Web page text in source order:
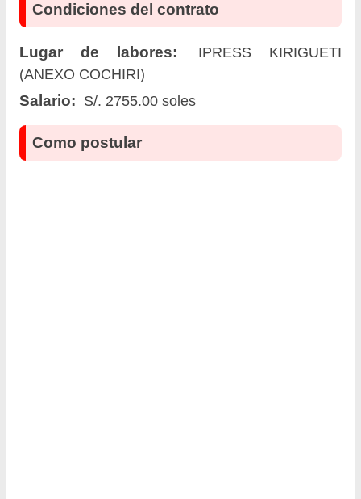
Condiciones del contrato
Lugar de labores:
IPRESS KIRIGUETI
(ANEXO COCHIRI)
Salario: S/. 2755.00 soles
Como postular